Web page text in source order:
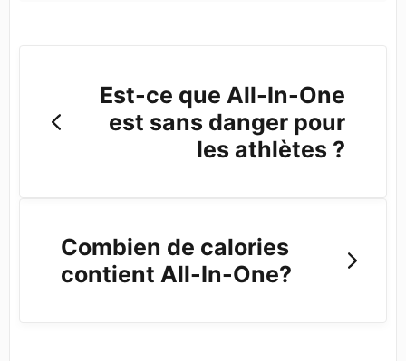
Est-ce que All-In-One
est sans danger pour
les athlètes ?
Combien de calories
contient All-In-One?